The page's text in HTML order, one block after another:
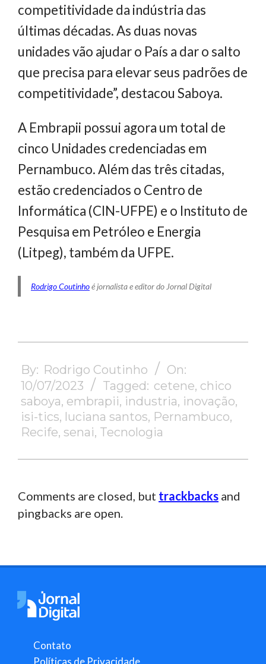
competitividade da indústria das
últimas décadas. As duas novas
unidades vão ajudar o País a dar o salto
que precisa para elevar seus padrões de
competitividade”, destacou Saboya.
A Embrapii possui agora um total de
cinco Unidades credenciadas em
Pernambuco. Além das três citadas,
estão credenciados o Centro de
Informática (CIN-UFPE) e o Instituto de
Pesquisa em Petróleo e Energia
(Litpeg), também da UFPE.
Rodrigo Coutinhoé jornalista e editor do Jornal Digital
07-
10
By: Rodrigo Coutinho
On:
10/07/2023
Tagged: cetene, chico
saboya, embrapii, industria, inovação,
isi-tics, luciana santos, Pernambuco,
Recife, senai, Tecnologia
Comments are closed, but trackbacks and
pingbacks are open.
Contato
Políticas de Privacidade